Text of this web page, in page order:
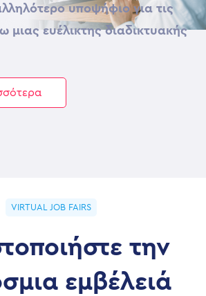
υποψήφιο για τις
μιας ευέλικτης διαδικτυακής
VIRTUAL JOB FAIRS
την
εμβέλειά